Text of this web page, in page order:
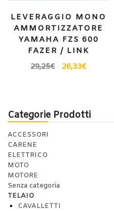
LEVERAGGIO MONO
AMMORTIZZATORE
YAMAHA FZS 600
FAZER / LINK
29,25€ 26,33€
Categorie Prodotti
ACCESSORI
CARENE
ELETTRICO
MOTO
MOTORE
Senza categoria
TELAIO
CAVALLETTI